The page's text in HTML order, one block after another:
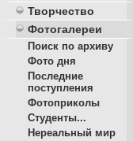
Творчество
Фотогалереи
Поиск по архиву
Фото дня
Последние
поступления
Фотоприколы
Студенты...
Нереальный мир